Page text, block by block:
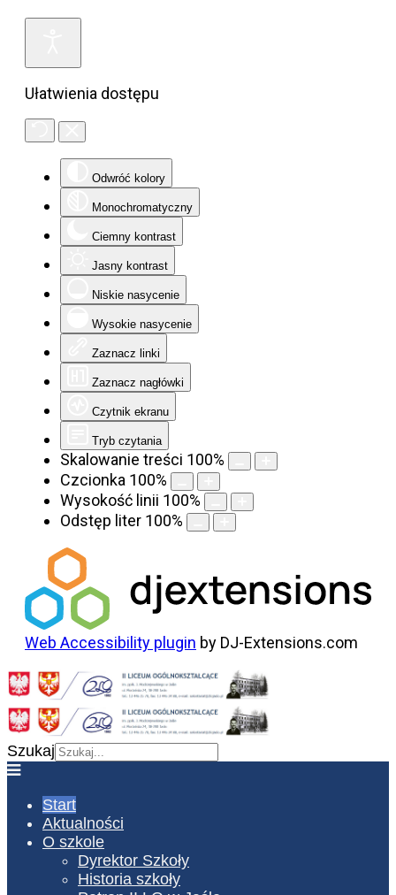
Ułatwienia dostępu
Odwróć kolory
Monochromatyczny
Ciemny kontrast
Jasny kontrast
Niskie nasycenie
Wysokie nasycenie
Zaznacz linki
Zaznacz nagłówki
Czytnik ekranu
Tryb czytania
Skalowanie treści 100%
Czcionka 100%
Wysokość linii 100%
Odstęp liter 100%
Web Accessibility plugin by DJ-Extensions.com
Szukaj
Start
Aktualności
O szkole
Dyrektor Szkoły
Historia szkoły